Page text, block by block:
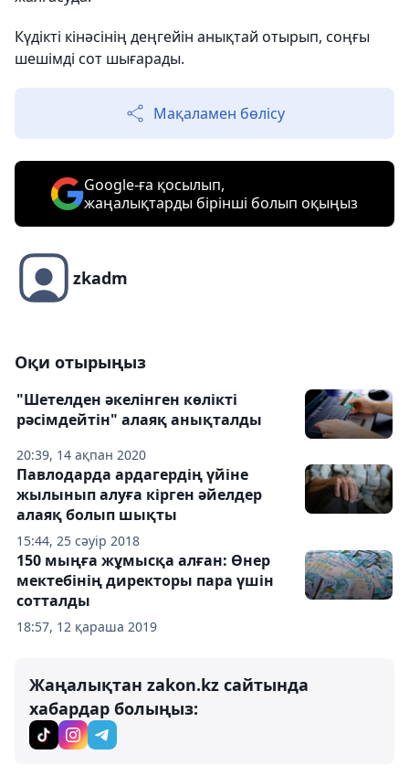
Күдікті кінәсінің деңгейін анықтай отырып, соңғы
шешімді сот шығарады.
Мақаламен бөлісу
Google-ға қосылып,
жаңалықтарды бірінші болып оқыңыз
zkadm
Оқи отырыңыз
20:39, 14 ақпан 2020
"Шетелден әкелінген көлікті
рәсімдейтін" алаяқ анықталды
15:44, 25 сәуір 2018
Павлодарда ардагердің үйіне
жылынып алуға кірген әйелдер
алаяқ болып шықты
18:57, 12 қараша 2019
150 мыңға жұмысқа алған: Өнер
мектебінің директоры пара үшін
сотталды
Жаңалықтан zakon.kz сайтында
хабардар болыңыз: